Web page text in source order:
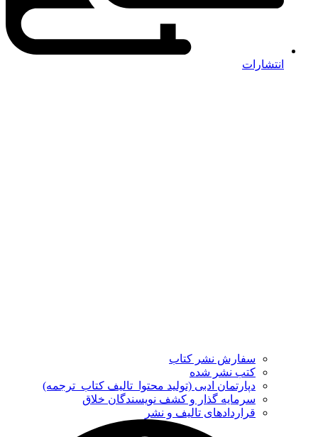
انتشارات
سفارش نشر کتاب
کتب نشر شده
دپارتمان ادبی (تولید محتوا_تالیف کتاب_ترجمه)
سرمایه گذار و کشف نویسندگان خلاق
قراردادهای تالیف و نشر